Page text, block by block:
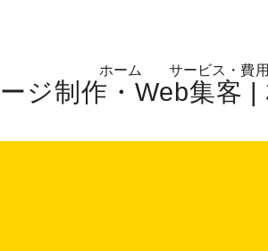
ジ制作・Web集客
ホーム サービス・費用